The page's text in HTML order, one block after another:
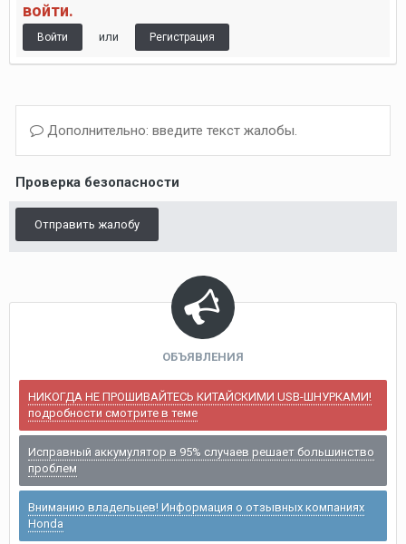
войти.
Войти или Регистрация
Дополнительно: введите текст жалобы.
Проверка безопасности
Отправить жалобу
ОБЪЯВЛЕНИЯ
НИКОГДА НЕ ПРОШИВАЙТЕСЬ КИТАЙСКИМИ USB-ШНУРКАМИ!
подробности смотрите в теме
Исправный аккумулятор в 95% случаев решает большинство
проблем
Вниманию владельцев! Информация о отзывных компаниях
Honda